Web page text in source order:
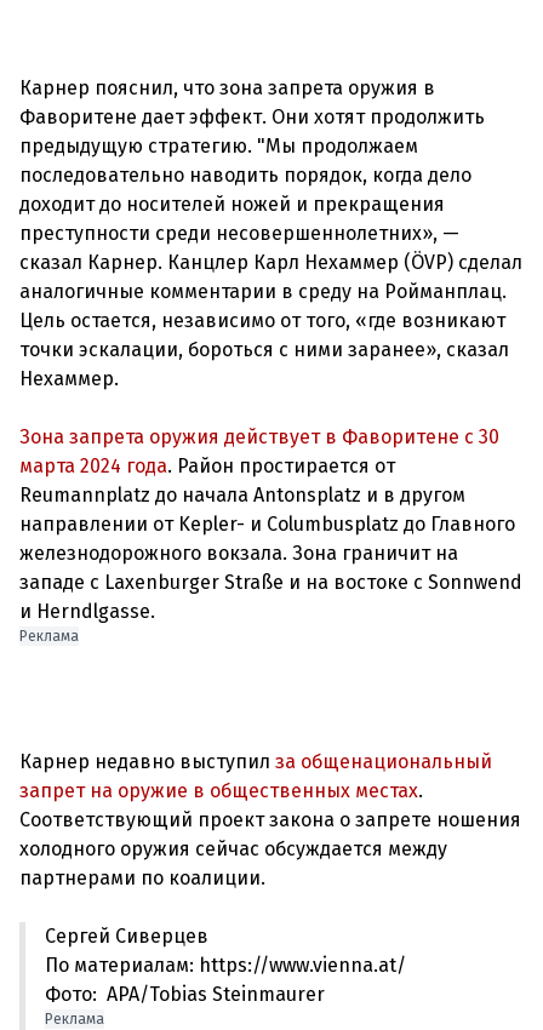
Карнер пояснил, что зона запрета оружия в
Фаворитене дает эффект. Они хотят продолжить
предыдущую стратегию. "Мы продолжаем
последовательно наводить порядок, когда дело
доходит до носителей ножей и прекращения
преступности среди несовершеннолетних», —
сказал Карнер. Канцлер Карл Нехаммер (ÖVP) сделал
аналогичные комментарии в среду на Ройманплац.
Цель остается, независимо от того, «где возникают
точки эскалации, бороться с ними заранее», сказал
Нехаммер.
Зона запрета оружия действует в Фаворитене с 30
марта 2024 года. Район простирается от
Reumannplatz до начала Antonsplatz и в другом
направлении от Kepler- и Columbusplatz до Главного
железнодорожного вокзала. Зона граничит на
западе с Laxenburger Straße и на востоке с Sonnwend
Реклама
Карнер недавно выступил за общенациональный
запрет на оружие в общественных местах.
Соответствующий проект закона о запрете ношения
холодного оружия сейчас обсуждается между
Сергей Сиверцев
По материалам: https://www.vienna.at/
Фото: APA/Tobias Steinmaurer
Реклама